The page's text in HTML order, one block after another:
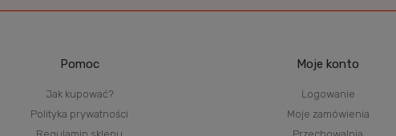
Pomoc
Jak kupować?
Polityka prywatności
Moje konto
Logowanie
Moje zamówienia